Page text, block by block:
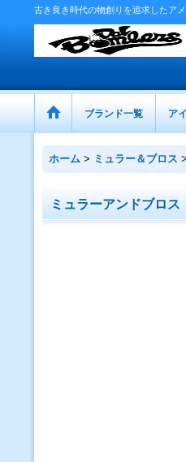
古き良き時代の物創りを追求したア
ブランド一覧 ア
ホーム > ミュラー＆ブロス >
ミュラーアンドブロ